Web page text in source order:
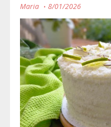
Maria 8/01/2026